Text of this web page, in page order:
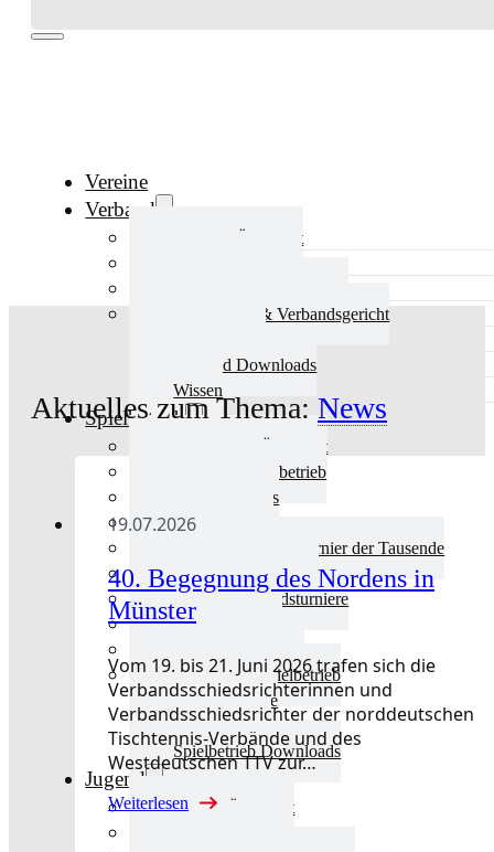
Vereine
Verband
Verband Übersicht
Ausschüsse & Verbandsgericht
Verband Downloads
Wissen
Spielbetrieb
Spielbetrieb Übersicht
Aktuelles Spielbetrieb
BEM & Qualis
LRL & Qualis
TTT – Tischtennisturnier der Tausende
mini-Meisterschaften
Weitere Verbandsturniere
Terminkalender
Mannschaftsspielbetrieb
Vereinsturniere
Schiedsrichter
Spielbetrieb Downloads
Jugend
Jugend Übersicht
Aktuelles zum Thema: News
19.07.2026
40. Begegnung des Nordens in
Münster
Vom 19. bis 21. Juni 2026 trafen sich die
Verbandsschiedsrichterinnen und
Verbandsschiedsrichter der norddeutschen
Tischtennis-Verbände und des
Westdeutschen TTV zur…
Weiterlesen